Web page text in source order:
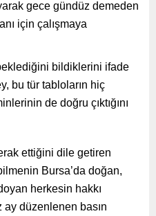
bildiklerini ifade
de doğru çıktığını
ettiğini dile getiren
herkesin hakkı olduğunu
basın toplantısında
hatırlatan Başkan
TL olarak açıkladığımız